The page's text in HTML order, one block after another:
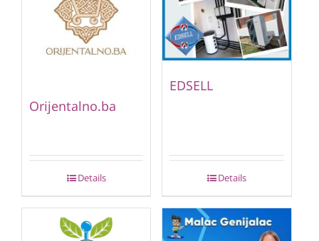
Orijentalno.ba
Details
EDSELL
Details